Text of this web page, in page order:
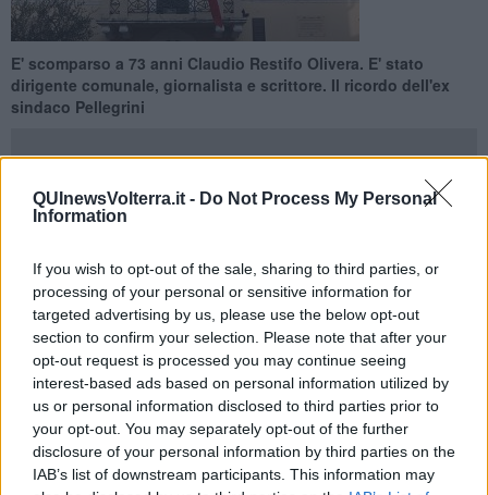
QUInewsVolterra.it - Do Not Process My Personal
Information
If you wish to opt-out of the sale, sharing to third parties, or
processing of your personal or sensitive information for
targeted advertising by us, please use the below opt-out
section to confirm your selection. Please note that after your
opt-out request is processed you may continue seeing
interest-based ads based on personal information utilized by
us or personal information disclosed to third parties prior to
your opt-out. You may separately opt-out of the further
disclosure of your personal information by third parties on the
IAB’s list of downstream participants. This information may
E' scomparso a 73 anni Claudio Restifo Olivera. E' stato
dirigente comunale, giornalista e scrittore. Il ricordo dell'ex
sindaco Pellegrini
Cecina ed era stato a lungo dirigente del Comune di
Montescudaio.
Proprio l'ex sindacoAurelio Pellegrinilo ha ricordato con un
toccante messaggio sui social. "Ricordo, oltre ai tanti anni di lavoro
insieme, gli anni '70, quando io giovane assessore in comune lo
conobbi la prima volta quando entrò in Comune a Montescudaio
come bibliotecario e insieme mettemmo su la biblioteca, che non
esisteva, nei locali della Torre Civica."